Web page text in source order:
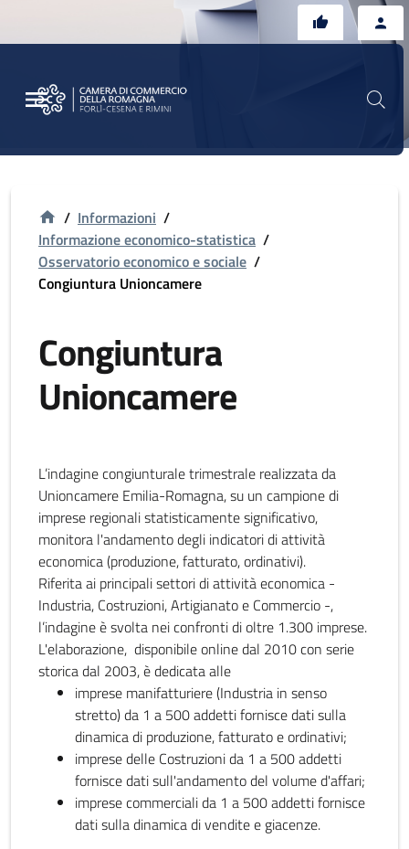
/ Informazioni /
Informazione economico-statistica /
Osservatorio economico e sociale /
Congiuntura Unioncamere
Congiuntura
Unioncamere
L’indagine congiunturale trimestrale realizzata da
Unioncamere Emilia-Romagna, su un campione di
imprese regionali statisticamente significativo,
monitora l'andamento degli indicatori di attività
economica (produzione, fatturato, ordinativi).
Riferita ai principali settori di attività economica -
Industria, Costruzioni, Artigianato e Commercio -,
l’indagine è svolta nei confronti di oltre 1.300 imprese.
L'elaborazione, disponibile online dal 2010 con serie
storica dal 2003, è dedicata alle
imprese manifatturiere (Industria in senso
stretto) da 1 a 500 addetti fornisce dati sulla
dinamica di produzione, fatturato e ordinativi;
imprese delle Costruzioni da 1 a 500 addetti
fornisce dati sull'andamento del volume d'affari;
imprese commerciali da 1 a 500 addetti fornisce
dati sulla dinamica di vendite e giacenze.